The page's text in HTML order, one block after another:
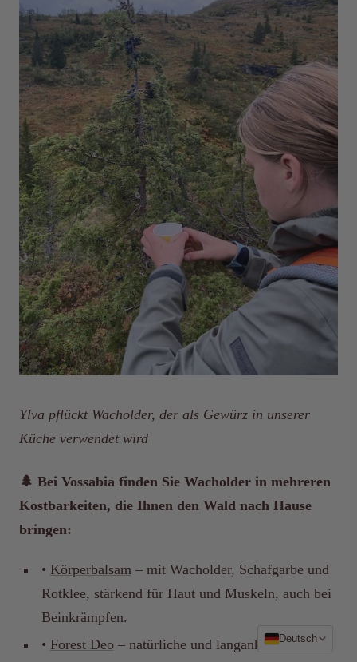
Ylva pflückt Wacholder, der als Gewürz in unserer
Küche verwendet wird
🌲 Bei Vossabia finden Sie Wacholder in mehreren
Kostbarkeiten, die Ihnen den Wald nach Hause
bringen:
• Körperbalsam– mit Wacholder, Schafgarbe und
Rotklee, stärkend für Haut und Muskeln, auch bei
Beinkrämpfen.
• Forest Deo – natürliche und langanhaltende
Sprache
Deutsch